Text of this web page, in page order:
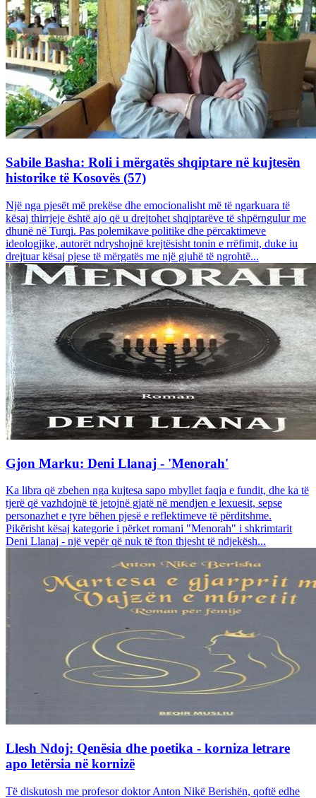
Sabile Basha: Roli i mërgatës shqiptare në kujtesën
historike të Kosovës (57)
Një nga pjesët më prekëse dhe emocionalisht më të ngarkuara të
kësaj thirrjeje është ajo që u drejtohet shqiptarëve të shpërngulur me
dhunë në Turqi. Pas polemikave politike dhe përcaktimeve
ideologjike, autorët ndryshojnë krejtësisht tonin e rrëfimit, duke iu
drejtuar kësaj pjese të mërgatës me një gjuhë të ngrohtë...
Gjon Marku: Deni Llanaj - 'Menorah'
Ka libra që zbehen nga kujtesa sapo mbyllet faqja e fundit, dhe ka të
tjerë që vazhdojnë të jetojnë gjatë në mendjen e lexuesit, sepse
personazhet e tyre bëhen pjesë e reflektimeve të përditshme.
Pikërisht kësaj kategorie i përket romani "Menorah" i shkrimtarit
Deni Llanaj - një vepër që nuk të fton thjesht të ndjekësh...
Llesh Ndoj: Qenësia dhe poetika - korniza letrare
apo letërsia në kornizë
Të diskutosh me profesor doktor Anton Nikë Berishën, qoftë edhe